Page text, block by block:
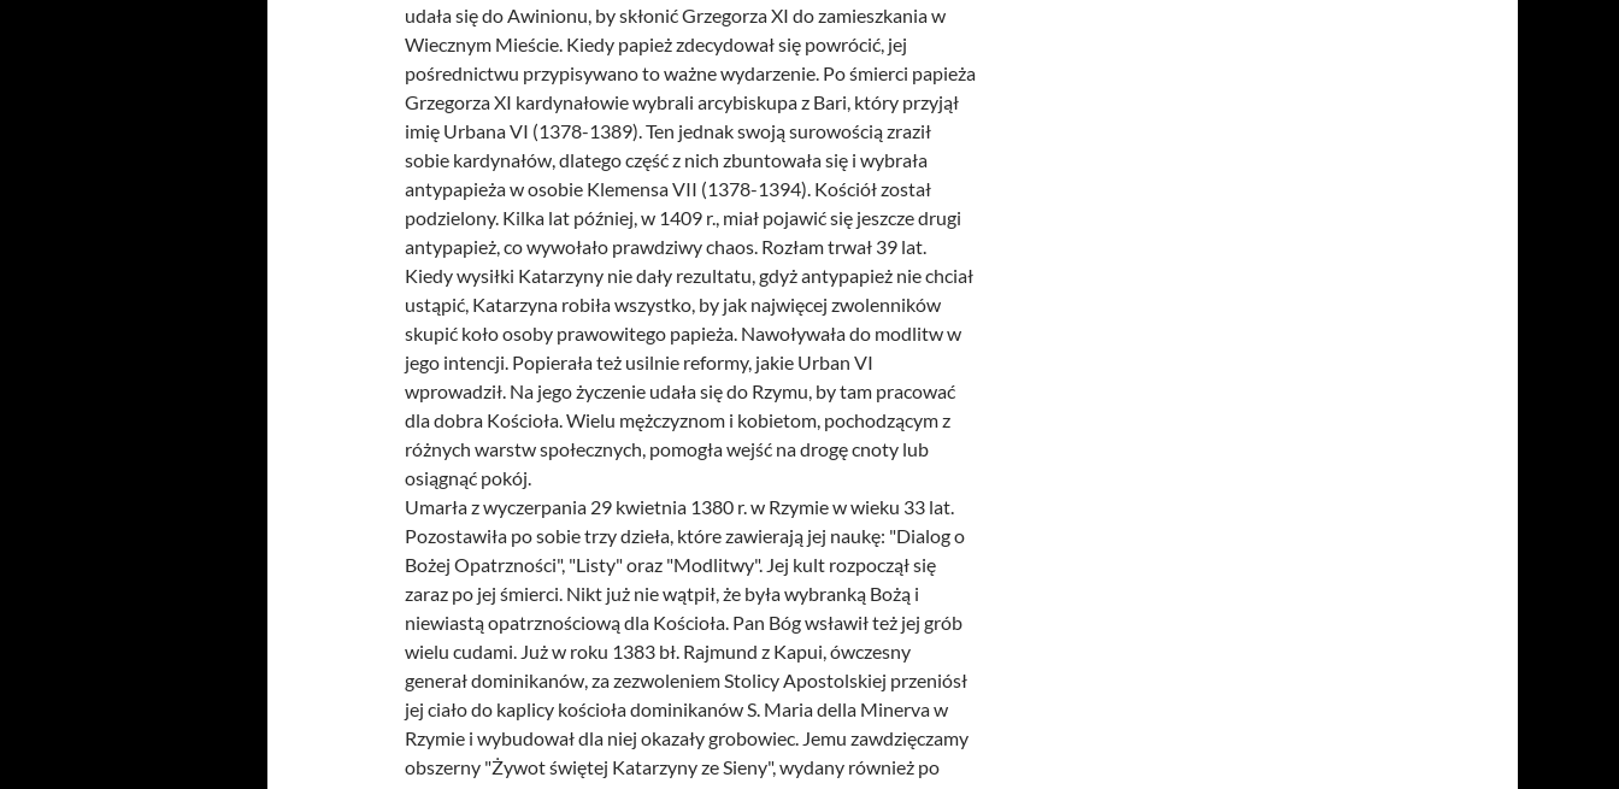
udała się do Awinionu, by skłonić Grzegorza XI do zamieszkania w
Wiecznym Mieście. Kiedy papież zdecydował się powrócić, jej
pośrednictwu przypisywano to ważne wydarzenie. Po śmierci papieża
Grzegorza XI kardynałowie wybrali arcybiskupa z Bari, który przyjął
imię Urbana VI (1378-1389). Ten jednak swoją surowością zraził
sobie kardynałów, dlatego część z nich zbuntowała się i wybrała
antypapieża w osobie Klemensa VII (1378-1394). Kościół został
podzielony. Kilka lat później, w 1409 r., miał pojawić się jeszcze drugi
antypapież, co wywołało prawdziwy chaos. Rozłam trwał 39 lat.
Kiedy wysiłki Katarzyny nie dały rezultatu, gdyż antypapież nie chciał
ustąpić, Katarzyna robiła wszystko, by jak najwięcej zwolenników
skupić koło osoby prawowitego papieża. Nawoływała do modlitw w
jego intencji. Popierała też usilnie reformy, jakie Urban VI
wprowadził. Na jego życzenie udała się do Rzymu, by tam pracować
dla dobra Kościoła. Wielu mężczyznom i kobietom, pochodzącym z
różnych warstw społecznych, pomogła wejść na drogę cnoty lub
osiągnąć pokój.
Umarła z wyczerpania 29 kwietnia 1380 r. w Rzymie w wieku 33 lat.
Pozostawiła po sobie trzy dzieła, które zawierają jej naukę: "Dialog o
Bożej Opatrzności", "Listy" oraz "Modlitwy". Jej kult rozpoczął się
zaraz po jej śmierci. Nikt już nie wątpił, że była wybranką Bożą i
niewiastą opatrznościową dla Kościoła. Pan Bóg wsławił też jej grób
wielu cudami. Już w roku 1383 bł. Rajmund z Kapui, ówczesny
generał dominikanów, za zezwoleniem Stolicy Apostolskiej przeniósł
jej ciało do kaplicy kościoła dominikanów S. Maria della Minerva w
Rzymie i wybudował dla niej okazały grobowiec. Jemu zawdzięczamy
obszerny "Żywot świętej Katarzyny ze Sieny", wydany również po